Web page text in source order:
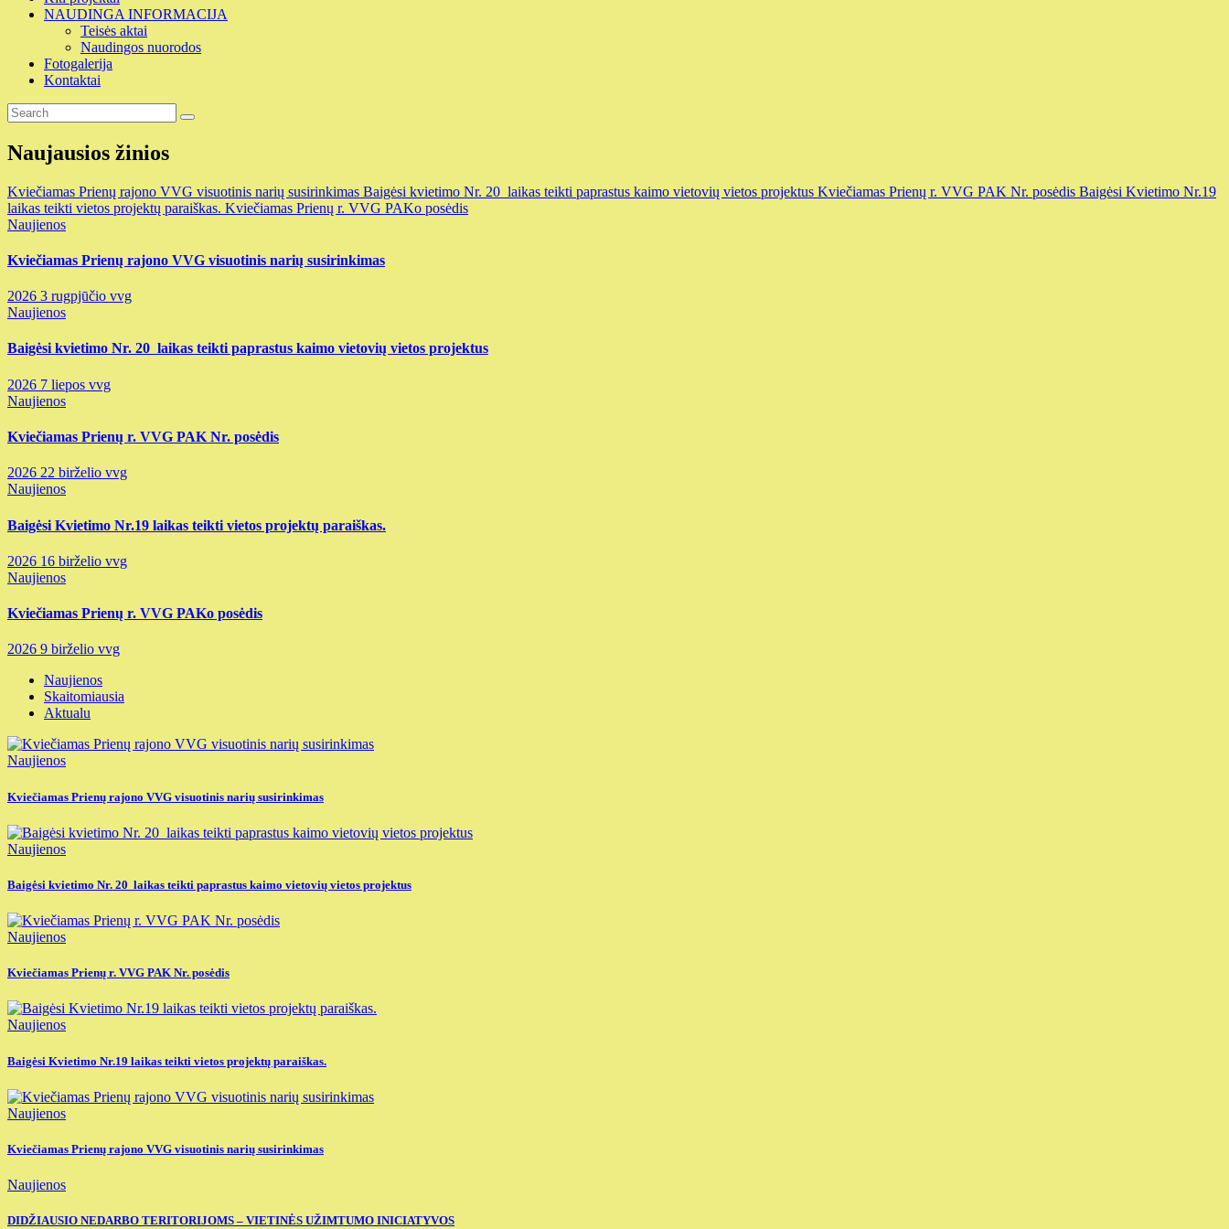
NAUDINGA INFORMACIJA
Teisės aktai
Naudingos nuorodos
Fotogalerija
Kontaktai
Naujausios žinios
Kviečiamas Prienų rajono VVG visuotinis narių susirinkimas Baigėsi kvietimo Nr. 20 laikas teikti paprastus kaimo vietovių vietos projektus Kviečiamas Prienų r. VVG PAK Nr. posėdis Baigėsi Kvietimo Nr.19
laikas teikti vietos projektų paraiškas. Kviečiamas Prienų r. VVG PAKo posėdis
Naujienos
Kviečiamas Prienų rajono VVG visuotinis narių susirinkimas
2026 3 rugpjūčio vvg
Naujienos
Baigėsi kvietimo Nr. 20 laikas teikti paprastus kaimo vietovių vietos projektus
2026 7 liepos vvg
Naujienos
Kviečiamas Prienų r. VVG PAK Nr. posėdis
2026 22 birželio vvg
Naujienos
Baigėsi Kvietimo Nr.19 laikas teikti vietos projektų paraiškas.
2026 16 birželio vvg
Naujienos
Kviečiamas Prienų r. VVG PAKo posėdis
2026 9 birželio vvg
Naujienos
Skaitomiausia
Aktualu
Naujienos
Kviečiamas Prienų rajono VVG visuotinis narių susirinkimas
Naujienos
Baigėsi kvietimo Nr. 20 laikas teikti paprastus kaimo vietovių vietos projektus
Naujienos
Kviečiamas Prienų r. VVG PAK Nr. posėdis
Naujienos
Baigėsi Kvietimo Nr.19 laikas teikti vietos projektų paraiškas.
Naujienos
Kviečiamas Prienų rajono VVG visuotinis narių susirinkimas
Naujienos
DIDŽIAUSIO NEDARBO TERITORIJOMS – VIETINĖS UŽIMTUMO INICIATYVOS